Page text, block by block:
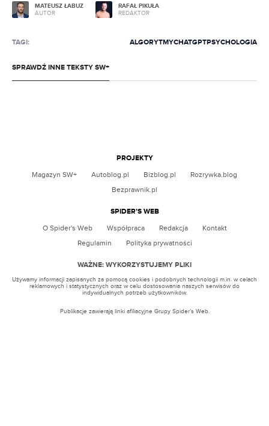
MATEUSZ ŁABUZ
AUTOR
RAFAŁ PIKUŁA
REDAKTOR
TAGI: ALGORYTMYCHATGPTPSYCHOLOGIA
SPRAWDŹ INNE TEKSTY SW+
MICHAŁ CHUDOLIŃSKI
WAŻNE: WYKORZYSTUJEMY PLIKI
Używamy informacji zapisanych za pomocą cookies i podobnych technologii m.in. w celach
reklamowych i statystycznych oraz w celu dostosowania naszych serwisów do
indywidualnych potrzeb użytkowników.
Publikacje zawierają linki afiliacyjne Grupy Spider’s Web.
PROJEKTY
Magazyn SW+ Autoblog.pl Bizblog.pl
Rozrywka.blog
Bezprawnik.pl
SPIDER’S WEB
O Spider's Web Współpraca Redakcja
Kontakt
Regulamin
Polityka prywatności